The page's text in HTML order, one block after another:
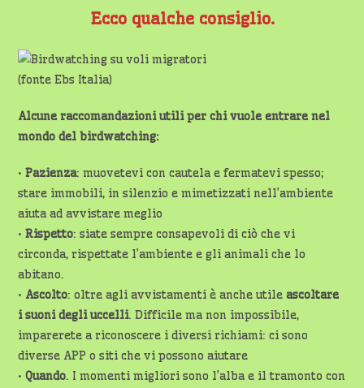
Ecco qualche consiglio.
(fonte Ebs Italia)
Alcune raccomandazioni utili per chi vuole entrare nel
mondo del birdwatching:
•Pazienza: muovetevi con cautela e fermatevi spesso;
stare immobili, in silenzio e mimetizzati nell’ambiente
aiuta ad avvistare meglio
•Rispetto: siate sempre consapevoli di ciò che vi
circonda, rispettate l’ambiente e gli animali che lo
abitano.
• Ascolto: oltre agli avvistamenti è anche utileascoltare
i suoni degli uccelli. Difficile ma non impossibile,
imparerete a riconoscere i diversi richiami: ci sono
diverse APP o siti che vi possono aiutare
•Quando. I momenti migliori sono l’alba e il tramonto con